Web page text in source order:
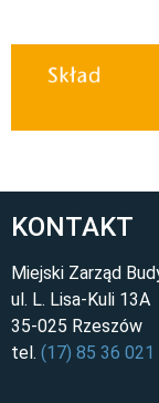
KONTAKT
Miejski Zarząd
ul. L. Lisa-Kuli 13A
35-025 Rzeszów
tel. (17) 85 36 021